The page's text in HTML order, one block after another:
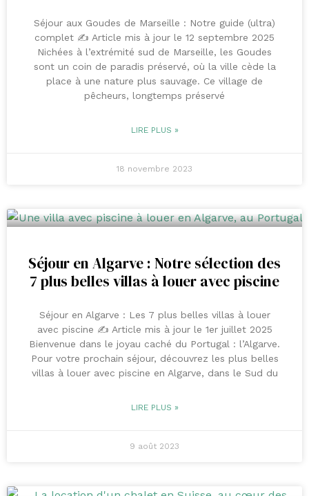
Séjour aux Goudes de Marseille : Notre guide (ultra)
complet ✍️ Article mis à jour le 12 septembre 2025
Nichées à l’extrémité sud de Marseille, les Goudes
sont un coin de paradis préservé, où la ville cède la
place à une nature plus sauvage. Ce village de
pêcheurs, longtemps préservé
LIRE PLUS »
18 novembre 2023
Séjour en Algarve : Notre sélection des
7 plus belles villas à louer avec piscine
Séjour en Algarve : Les 7 plus belles villas à louer
avec piscine ✍️ Article mis à jour le 1er juillet 2025
Bienvenue dans le joyau caché du Portugal : l’Algarve.
Pour votre prochain séjour, découvrez les plus belles
villas à louer avec piscine en Algarve, dans le Sud du
LIRE PLUS »
9 août 2023